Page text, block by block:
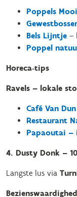
Poppels
Bels Lijntje –
Poppel
Horeca‑tips
Ravels – lokale
Café Van Dun
Restaurant
Papaoutai –
4. Dusty Donk –
Langste lus via